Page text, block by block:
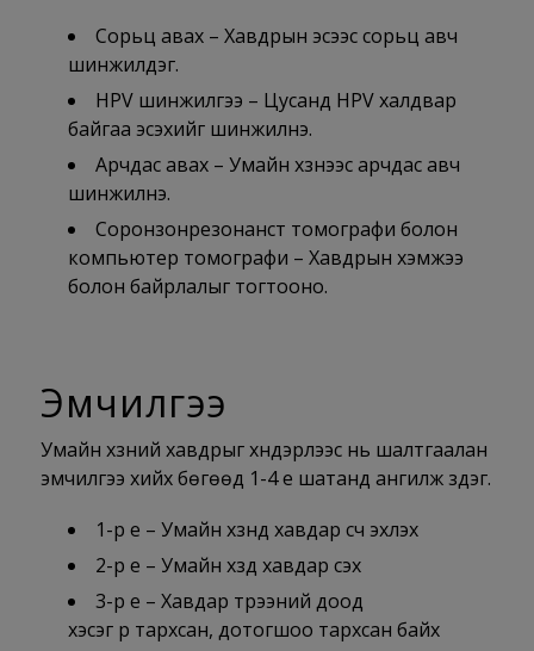
Сорьц авах – Хавдрын эсээс сорьц авч
шинжилдэг.
HPV шинжилгээ – Цусанд HPV халдвар
байгаа эсэхийг шинжилнэ.
Арчдас авах – Умайн хүзүүнээс арчдас авч
шинжилнэ.
Соронзонрезонанст томографи болон
компьютер томографи – Хавдрын хэмжээ
болон байрлалыг тогтооно.
Эмчилгээ
Умайн хүзүүний хавдрыг хүндэрлээс нь шалтгаалан
эмчилгээ хийх бөгөөд 1-4 үе шатанд ангилж үздэг.
1-р үе – Умайн хүзүүнд хавдар үүсч эхлэх
2-р үе – Умайн хүзүүд хавдар үүсэх
3-р үе – Хавдар үтрээний доод
хэсэг рүү тархсан, дотогшоо тархсан байх